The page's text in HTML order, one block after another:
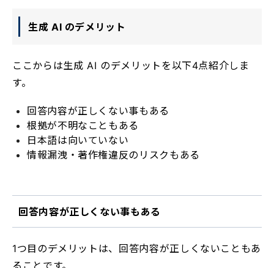
生成 AI のデメリット
ここからは生成 AI のデメリットを以下4点紹介しま
す。
回答内容が正しくない事もある
根拠が不明なこともある
日本語は向いていない
情報漏洩・著作権違反のリスクもある
回答内容が正しくない事もある
1つ目のデメリットは、回答内容が正しくないこともあ
ることです。